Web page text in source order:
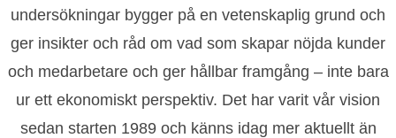
undersökningar bygger på en vetenskaplig grund och
ger insikter och råd om vad som skapar nöjda kunder
och medarbetare och ger hållbar framgång – inte bara
ur ett ekonomiskt perspektiv. Det har varit vår vision
sedan starten 1989 och känns idag mer aktuellt än